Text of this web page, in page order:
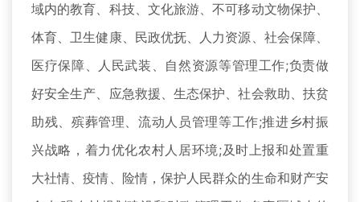
域内的教育、科技、文化旅游、不可移动文物保护、
体育、卫生健康、民政优抚、人力资源、社会保障、
医疗保障、人民武装、自然资源等管理工作;负责做
好安全生产、应急救援、生态保护、社会救助、扶贫
助残、殡葬管理、流动人员管理等工作;推进乡村振
兴战略，着力优化农村人居环境;及时上报和处置重
大社情、疫情、险情，保护人民群众的生命和财产安